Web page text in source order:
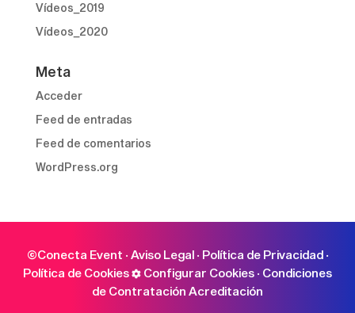
Vídeos_2019
Vídeos_2020
Meta
Acceder
Feed de entradas
Feed de comentarios
WordPress.org
©Conecta Event · Aviso Legal· Política de Privacidad·
Política de Cookies
Configurar Cookies · Condiciones
de Contratación Acreditación